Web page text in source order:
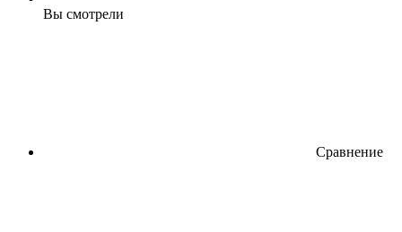
Вы смотрели
Сравнение